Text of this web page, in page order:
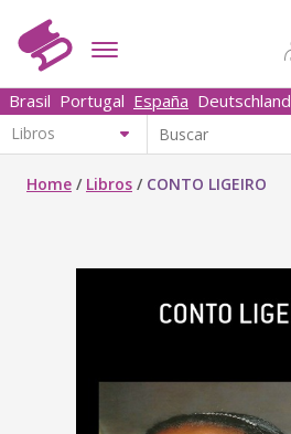
Brasil Portugal España Deutschland
Home / Libros / CONTO LIGEIRO